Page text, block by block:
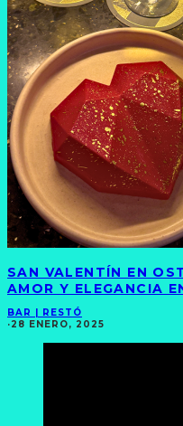
SAN VALENTÍN EN
AMOR Y ELEGANCIA
BAR | RESTÓ
·28 ENERO, 2025